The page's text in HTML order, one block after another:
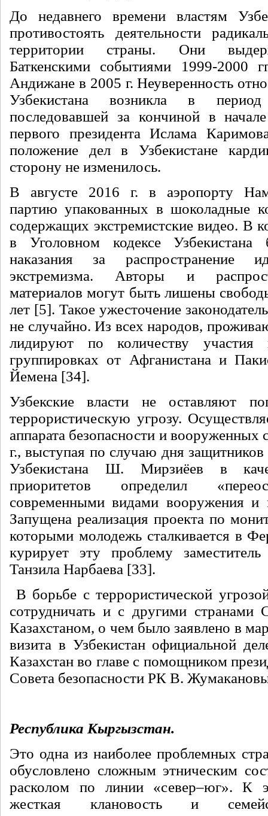
До недавнего времени властям
противостоять деятельности
территории страны. Они
Баткенскими событиями 1999-2000
Андижане в 2005 г. Неуверенность
Узбекистана возникла в
последовавшей за кончиной в
первого президента Ислама
положение дел в Узбекистане
сторону не изменилось.
В августе 2016 г. в аэропорту
партию упакованных в шоколадные
содержащих экстремистские видео. В
в Уголовном кодексе Узбекистана
наказания за распространение
экстремизма. Авторы и
материалов могут быть лишены
лет [5]. Такое ужесточение
не случайно. Из всех народов,
лидируют по количеству участия
группировках от Афганистана и
Йемена [34].
Узбекские власти не оставляют
террористическую угрозу.
аппарата безопасности и вооруженных
г., выступая по случаю дня
Узбекистана Ш. Мирзиёев в
приоритетов определил
современными видами вооружения и
Запущена реализация проекта по
которыми молодежь сталкивается в
курирует эту проблему заместитель
Танзила Нарбаева [33].
В борьбе с террористической
сотрудничать и с другими странами
Казахстаном, о чем было заявлено в
визита в Узбекистан официальной
Казахстан во главе с помощником
Совета безопасности РК В.
Республика Кыргызстан.
Это одна из наиболее проблемных
обусловлено сложным этническим
расколом по линии «север–юг». К
жесткая клановость и